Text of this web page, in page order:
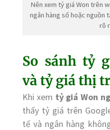
Nên xem tỷ giá Won trên
ngân hàng số hoặc nguồn
rõ
So sánh tỷ
và tỷ giá thị
Khi xem tỷ giá Won
thấy tỷ giá trên
tế và ngân hàng